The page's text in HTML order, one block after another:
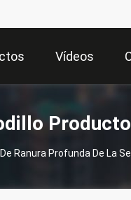
Vídeos
Ranura Profunda De La